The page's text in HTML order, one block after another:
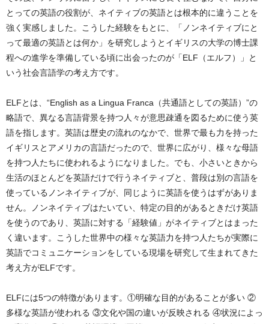
とっての英語の役割が、ネイティブの英語とは根本的に違うことを
強く実感しました。こうした経験をもとに、「ノンネイティブにと
って最適の英語とは何か」を研究しようとイギリスの大学の博士課
程への進学を準備している頃に出会ったのが「ELF（エルフ）」と
いう社会言語学の考え方です。
ELFとは、“English as a Lingua Franca（共通語としての英語）”の
略語で、異なる言語背景を持つ人々が意思疎通を図るために使う英
語を指します。英語は歴史の流れのなかで、世界で最も力を持った
イギリスとアメリカの言語だったので、世界に広がり、様々な母語
を持つ人たちに使われるようになりました。でも、小さいときから
生活のほとんどを英語だけで行うネイティブと、普段は別の言語を
使っているノンネイティブが、同じように英語を使うはずがありま
せん。ノンネイティブはたいてい、特定の目的があるときだけ英語
を使うのであり、英語に対する「経験値」がネイティブとはまった
く違います。こうした世界中の様々な英語力を持つ人たちが実際に
英語でコミュニケーションをしている現場を研究して生まれてきた
考え方がELFです。
ELFには5つの特徴があります。①明確な目的があることが多い ②
多様な英語が使われる ③文化や国の違いが反映される ④状況によっ